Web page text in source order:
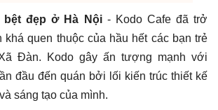
bệt đẹp ở Hà Nội- Kodo Cafe đã trở
khá quen thuộc của hầu hết các bạn trẻ
Đàn. Kodo gây ấn tượng mạnh với
đầu đến quán bởi lối kiến trúc thiết kế
sáng tạo của mình.